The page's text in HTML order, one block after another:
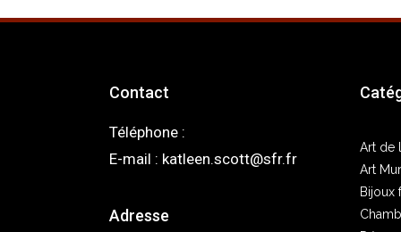
Contact
Téléphone :
E-mail : katleen.scott@sfr.fr
Adresse
Art de
Art
Bijoux